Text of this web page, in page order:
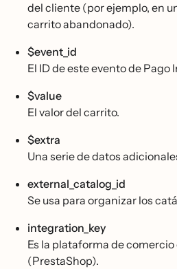
del cliente (por ejemplo, en
carrito abandonado).
$event_id
El ID de este evento de Pago
$value
El valor del carrito.
$extra
Una serie de datos
external_catalog_id
Se usa para organizar los
integration_key
Es la plataforma de
(PrestaShop).